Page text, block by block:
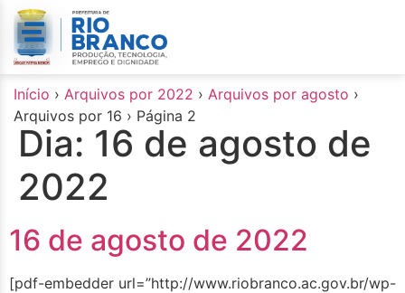
conteúdo
Início › Arquivos por 2022 › Arquivos por agosto ›
Arquivos por 16 › Página 2
Dia: 16 de agosto de
2022
16 de agosto de 2022
[pdf-embedder url=”http://www.riobranco.ac.gov.br/wp-